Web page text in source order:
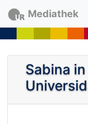
Mediathek
Sabina